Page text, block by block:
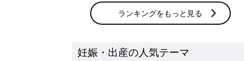
ランキングをもっと見る
妊娠・出産の人気テーマ